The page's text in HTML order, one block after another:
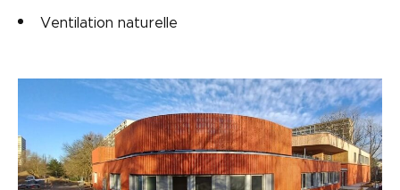
Ventilation naturelle